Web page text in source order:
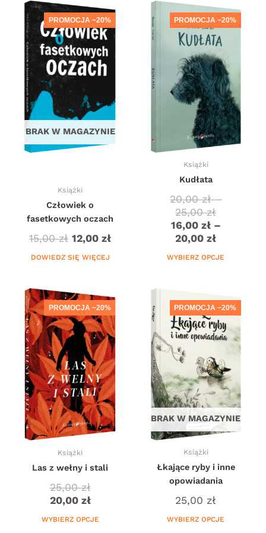
PROMOCJA −20%
BRAK W MAGAZYNIE
Książki
Człowiek o
fasetkowych oczach
15,00zł 12,00zł
DOWIEDZ SIĘ WIĘCEJ
PROMOCJA −20%
Książki
Kudłata
20,00zł –
25,00zł
Zakres
cen:
od
20,00 zł
do
25,00 zł
16,00 zł –
20,00zł
Zakres
cen:
od
16,00 zł
do
20,00 zł
WYBIERZ OPCJE
Ten
produkt
ma
wiele
wariantów.
Opcje
można
wybrać
na
stronie
produktu
PROMOCJA −20%
Książki
Las z wełny i stali
25,00zł
20,00 zł
WYBIERZ OPCJE
Ten
produkt
ma
wiele
wariantów.
Opcje
można
wybrać
na
stronie
produktu
PROMOCJA −20%
BRAK W MAGAZYNIE
Książki
Łkające ryby i inne
opowiadania
25,00 zł
WYBIERZ OPCJE
produkt
ma
wiele
wariantów.
Opcje
można
wybrać
na
stronie
produktu